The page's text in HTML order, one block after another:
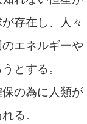
存在し、人々
エネルギーや
とする。
の為に人類が
る。